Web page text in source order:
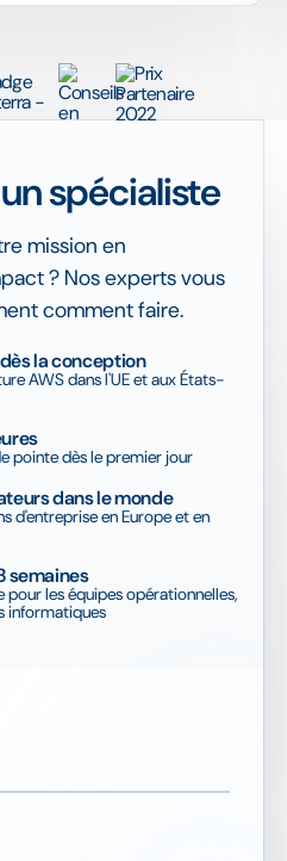
spécialiste
mission en
? Nos experts vous
comment faire.
la conception
AWS dans l'UE et aux États-
pointe dès le premier jour
dans le monde
d'entreprise en Europe et en
semaines
les équipes opérationnelles,
informatiques